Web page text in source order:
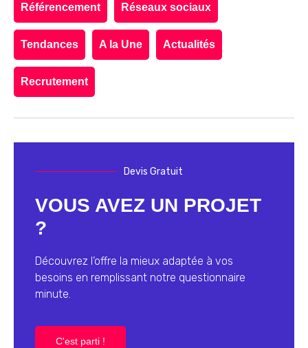
Référencement Réseaux sociaux
Tendances A la Une Actualités
Recrutement
Devis Gratuit
VOUS AVEZ UN PROJET
?
Découvrez l’offre la mieux adaptée à vos
besoins en remplissant notre questionnaire
minute.
C'est parti !